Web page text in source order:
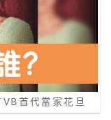
首代當家花旦